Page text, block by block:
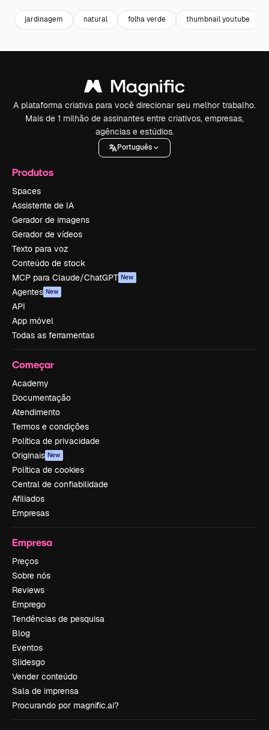
jardinagem natural folha verde thumbnail youtube
A plataforma criativa para você direcionar seu melhor trabalho.
Mais de 1 milhão de assinantes entre criativos, empresas,
agências e estúdios.
Português
Produtos
Spaces
Assistente de IA
Gerador de imagens
Gerador de vídeos
Texto para voz
Conteúdo de stock
MCP para Claude/ChatGPT New
Agentes New
API
App móvel
Todas as ferramentas
Começar
Academy
Documentação
Atendimento
Termos e condições
Política de privacidade
Originais New
Política de cookies
Central de confiabilidade
Afiliados
Empresas
Empresa
Preços
Sobre nós
Reviews
Emprego
Tendências de pesquisa
Blog
Eventos
Slidesgo
Vender conteúdo
Sala de imprensa
Procurando por magnific.ai?